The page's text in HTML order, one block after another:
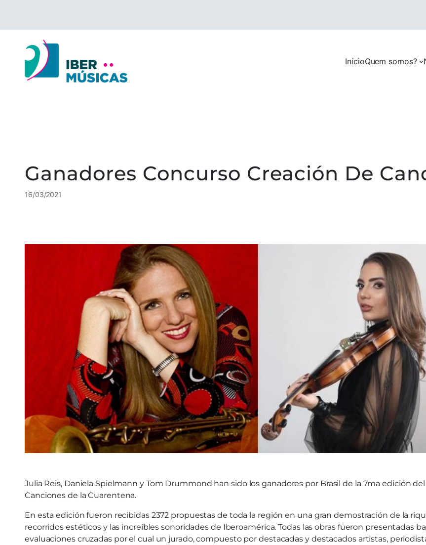
o
InícioQuem somos?
Ganadores Concurso Creación De
16/03/2021
Julia Reis, Daniela Spielmann y Tom Drummond han sido los ganadores por Brasil de la 7ma edición
Canciones de la Cuarentena.
En esta edición fueron recibidas 2372 propuestas de toda la región en una gran demostración de la
recorridos estéticos y las increíbles sonoridades de Iberoamérica. Todas las obras fueron presentadas
evaluaciones cruzadas por el cual un jurado, compuesto por destacadas y destacados artistas,